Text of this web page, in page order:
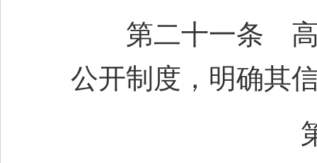
第二十一条 高
公开制度，明确其